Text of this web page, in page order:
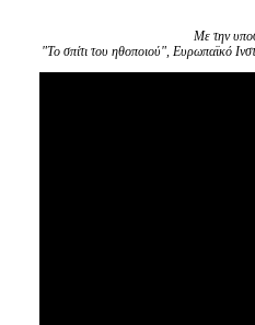
Με την
"Το σπίτι του ηθοποιού", Ευρωπαϊκό